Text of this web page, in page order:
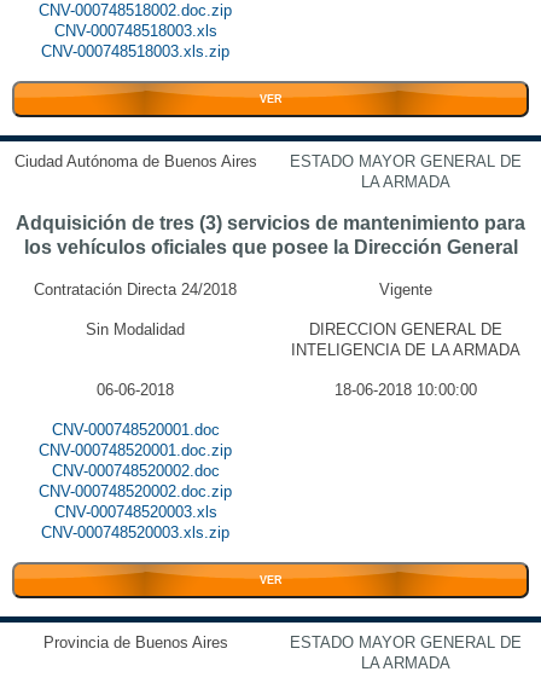
CNV-000748518002.doc.zip
CNV-000748518003.xls
CNV-000748518003.xls.zip
VER
Ciudad Autónoma de Buenos Aires
ESTADO MAYOR GENERAL DE
LA ARMADA
Adquisición de tres (3) servicios de mantenimiento para
los vehículos oficiales que posee la Dirección General
Contratación Directa 24/2018 Vigente
Sin Modalidad
DIRECCION GENERAL DE
INTELIGENCIA DE LA ARMADA
06-06-2018 18-06-2018 10:00:00
CNV-000748520001.doc
CNV-000748520001.doc.zip
CNV-000748520002.doc
CNV-000748520002.doc.zip
CNV-000748520003.xls
CNV-000748520003.xls.zip
VER
Provincia de Buenos Aires
ESTADO MAYOR GENERAL DE
LA ARMADA